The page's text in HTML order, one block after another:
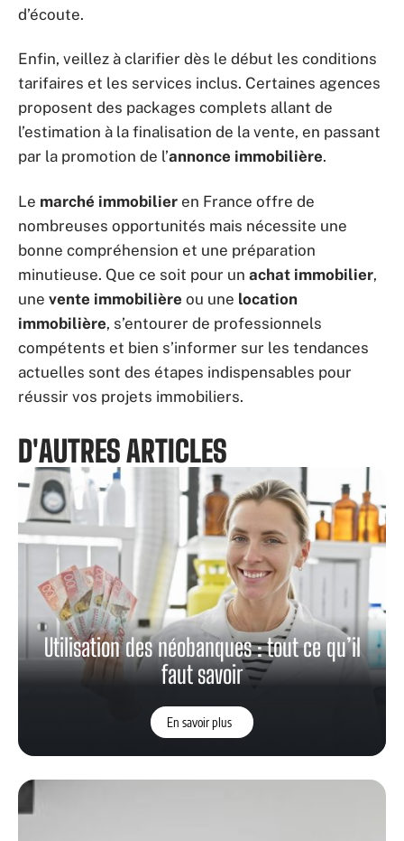
d’écoute.
Enfin, veillez à clarifier dès le début les conditions
tarifaires et les services inclus. Certaines agences
proposent des packages complets allant de
l’estimation à la finalisation de la vente, en passant
par la promotion de l’annonce immobilière.
Le marché immobilier en France offre de
nombreuses opportunités mais nécessite une
bonne compréhension et une préparation
minutieuse. Que ce soit pour un achat immobilier,
une vente immobilière ou une location
immobilière, s’entourer de professionnels
compétents et bien s’informer sur les tendances
actuelles sont des étapes indispensables pour
réussir vos projets immobiliers.
D'AUTRES ARTICLES
Utilisation des néobanques : tout ce qu’il
faut savoir
En savoir plus